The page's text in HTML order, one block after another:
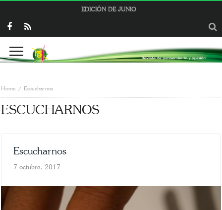
EDICIÓN DE JUNIO
Home Escucharnos
ESCUCHARNOS
Escucharnos
7 octubre, 2017